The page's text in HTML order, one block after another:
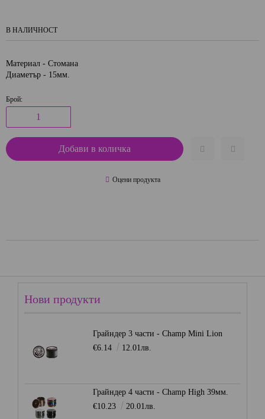
В НАЛИЧНОСТ
Материал - Стомана
Диаметър - 15мм.
Брой:
Оцени продукта
Нови продукти
Грайндер 3 части - Champ Mini Lion
€6.14
12.01лв.
Грайндер 4 части - Champ High 39мм.
€10.23
20.01лв.